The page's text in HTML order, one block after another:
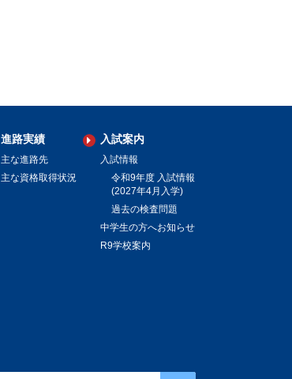
進路実績
主な進路先
主な資格取得状況
入試案内
入試情報
令和9年度 入試情報
(2027年4月入学)
過去の検査問題
中学生の方へお知らせ
R9学校案内